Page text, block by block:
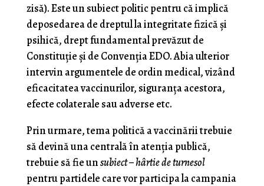
zisă). Este un subiect politic pentru că implică
deposedarea de dreptul la integritate fizică şi
psihică, drept fundamental prevăzut de
Constituţie şi de Convenţia EDO. Abia ulterior
intervin argumentele de ordin medical, vizând
eficacitatea vaccinurilor, siguranţa acestora,
efecte colaterale sau adverse etc.
Prin urmare, tema politică a vaccinării trebuie
să devină una centrală în atenţia publică,
trebuie să fie unsubiect – hârtie de turnesol
pentru partidele care vor participa la campania